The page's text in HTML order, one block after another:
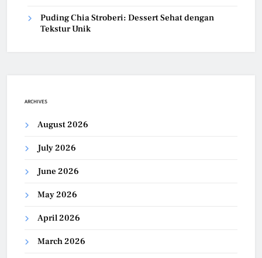
Puding Chia Stroberi: Dessert Sehat dengan
Tekstur Unik
ARCHIVES
August 2026
July 2026
June 2026
May 2026
April 2026
March 2026